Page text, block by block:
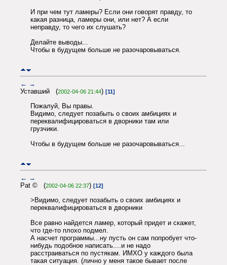
И при чем тут ламеры? Если они говорят правду, то
какая разница, ламеры они, или нет? А если
неправду, то чего их слушать?
Делайте выводы...
Чтобы в будущем больше не разочаровываться.
← →
Уставший (2002-04-06 21:44) [11]
Пожалуй, Вы правы.
Видимо, следует позабыть о своих амбициях и
переквалифицироваться в дворники там или
грузчики.
Чтобы в будущем больше не разочаровываться...
← →
Pat © (2002-04-06 22:37) [12]
>Видимо, следует позабыть о своих амбициях и
переквалифицироваться в дворники
Все равно найдется ламер, который придет и скажет,
что где-то плохо подмел.
А насчет программы...ну пусть он сам попробует что-
нибудь подобное написать....и не надо
расстраиваться по пустякам. ИМХО у каждого была
такая ситуация. (лично у меня такое бывает после